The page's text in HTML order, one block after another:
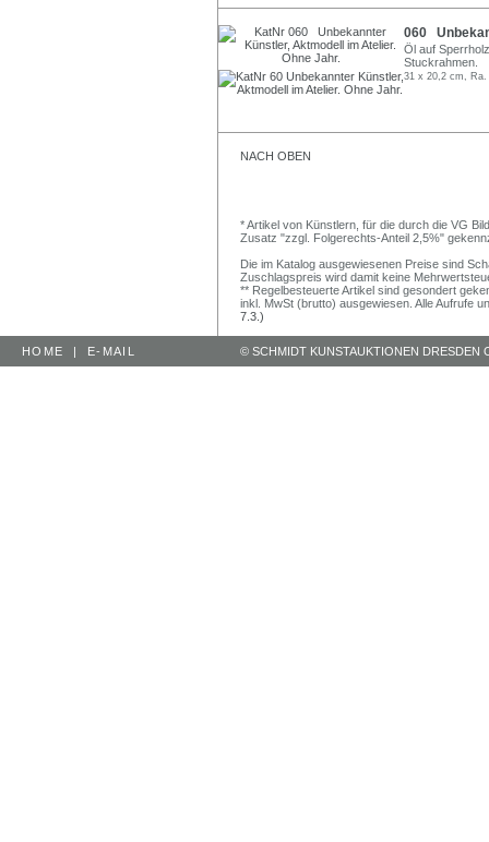
060
Öl auf
Stuckrahmen.
31 x 20,2 cm,
NACH OBEN
* Artikel von Künstlern, für die durch die VG
Zusatz "zzgl. Folgerechts-Anteil 2,5%"
Die im Katalog ausgewiesenen Preise sind
Zuschlagspreis wird damit keine
** Regelbesteuerte Artikel sind gesondert
inkl. MwSt (brutto) ausgewiesen. Alle Aufrufe
7.3.)
HOME | E-MAIL © SCHMIDT KUNSTAUKTIONEN DRESDEN